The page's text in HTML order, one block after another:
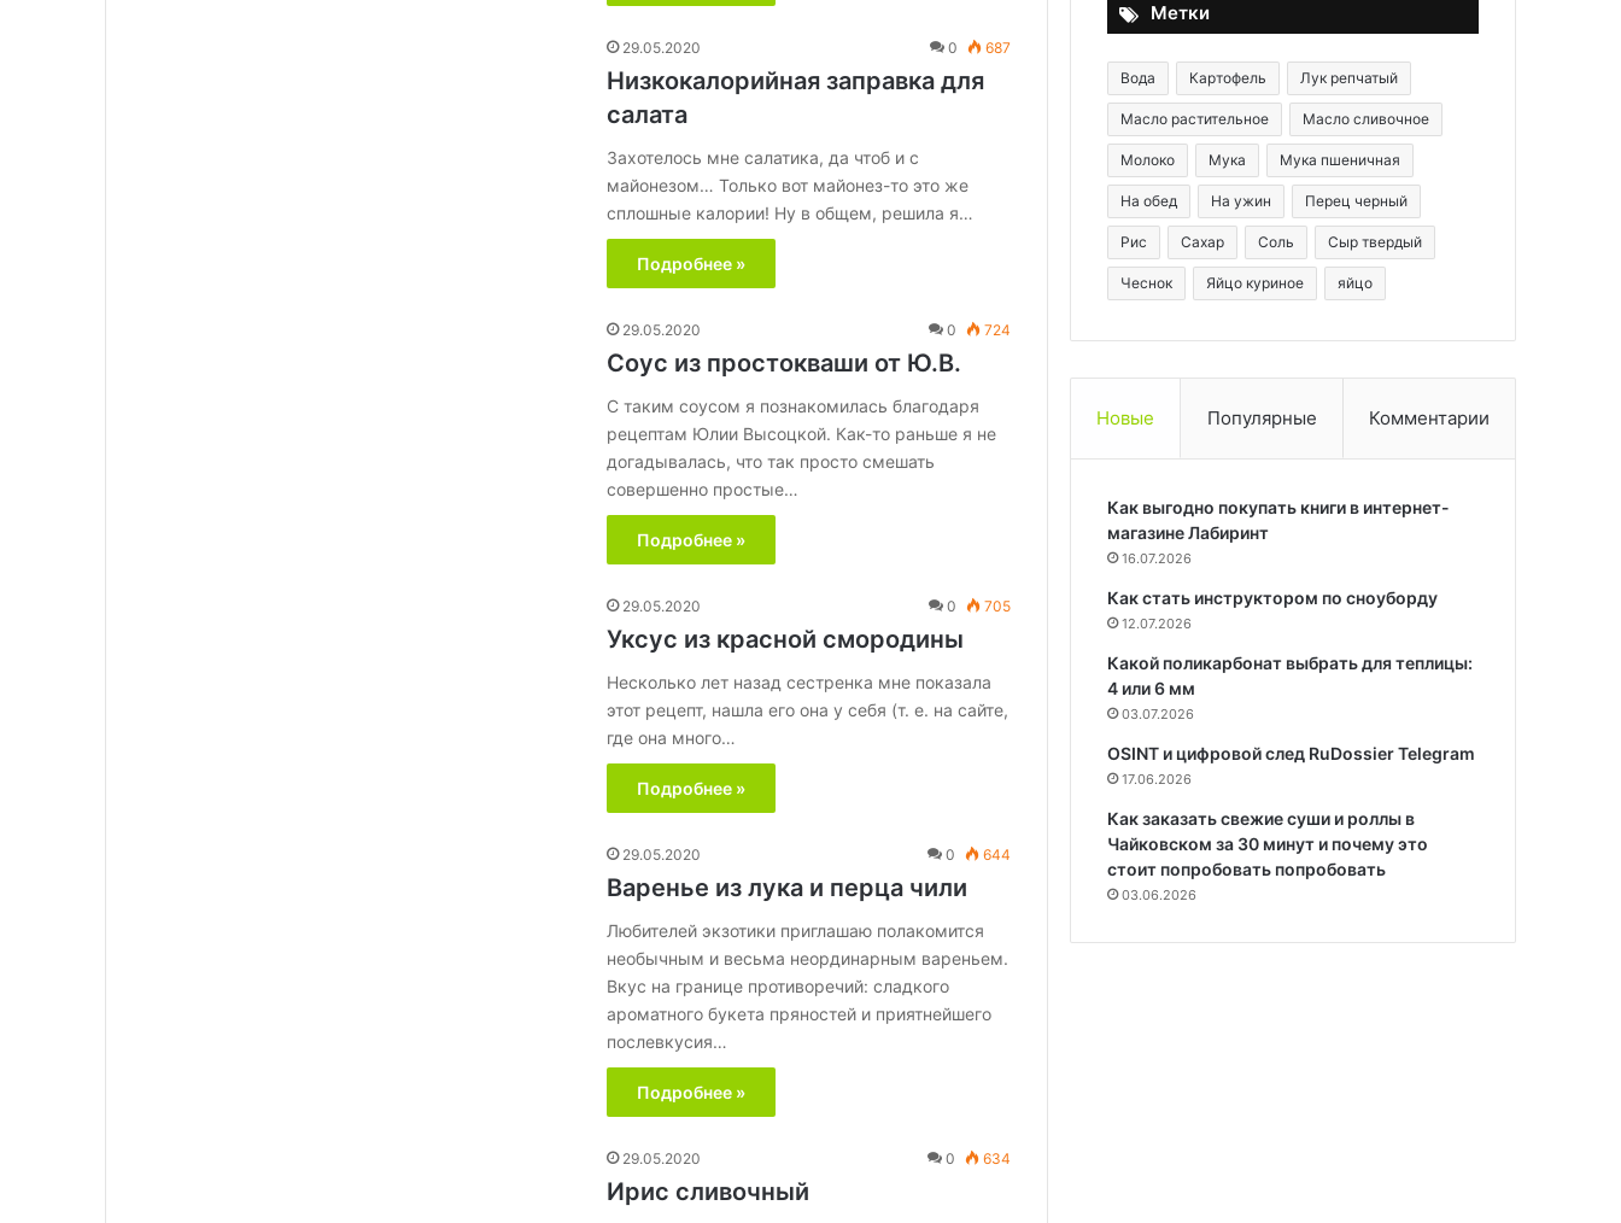
29.05.2020 0 687
Низкокалорийная заправка для
салата
Захотелось мне салатика, да чтоб и с
майонезом… Только вот майонез-то это же
сплошные калории! Ну в общем, решила я…
Подробнее »
29.05.2020 0 724
Соус из простокваши от Ю.В.
С таким соусом я познакомилась благодаря
рецептам Юлии Высоцкой. Как-то раньше я не
догадывалась, что так просто смешать
совершенно простые…
Подробнее »
29.05.2020 0 705
Уксус из красной смородины
Несколько лет назад сестренка мне показала
этот рецепт, нашла его она у себя (т. е. на сайте,
где она много…
Подробнее »
29.05.2020 0 644
Варенье из лука и перца чили
Любителей экзотики приглашаю полакомится
необычным и весьма неординарным вареньем.
Вкус на границе противоречий: сладкого
ароматного букета пряностей и приятнейшего
послевкусия…
Подробнее »
29.05.2020 0 634
Ирис сливочный
Метки
Вода Картофель Лук репчатый
Масло растительное Масло сливочное
Молоко Мука Мука пшеничная
На обед На ужин Перец черный
Рис Сахар Соль Сыр твердый
Чеснок Яйцо куриное яйцо
Новые Популярные Комментарии
Как выгодно покупать книги в интернет-
магазине Лабиринт
16.07.2026
Как стать инструктором по сноуборду
12.07.2026
Какой поликарбонат выбрать для теплицы:
4 или 6 мм
03.07.2026
OSINT и цифровой след RuDossier Telegram
17.06.2026
Как заказать свежие суши и роллы в
Чайковском за 30 минут и почему это
стоит попробовать попробовать
03.06.2026